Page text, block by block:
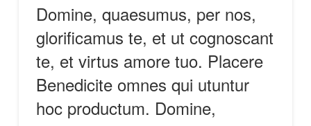
Domine, quaesumus, per nos,
glorificamus te, et ut cognoscant
te, et virtus amore tuo. Placere
Benedicite omnes qui utuntur
hoc productum. Domine,